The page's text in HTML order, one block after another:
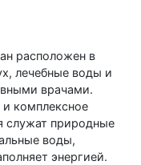
расположен в
лечебные воды и
врачами.
комплексное
служат природные
воды,
энергией.